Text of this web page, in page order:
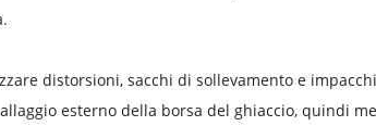
distorsioni, sacchi di sollevamento e
esterno della borsa del ghiaccio, quindi